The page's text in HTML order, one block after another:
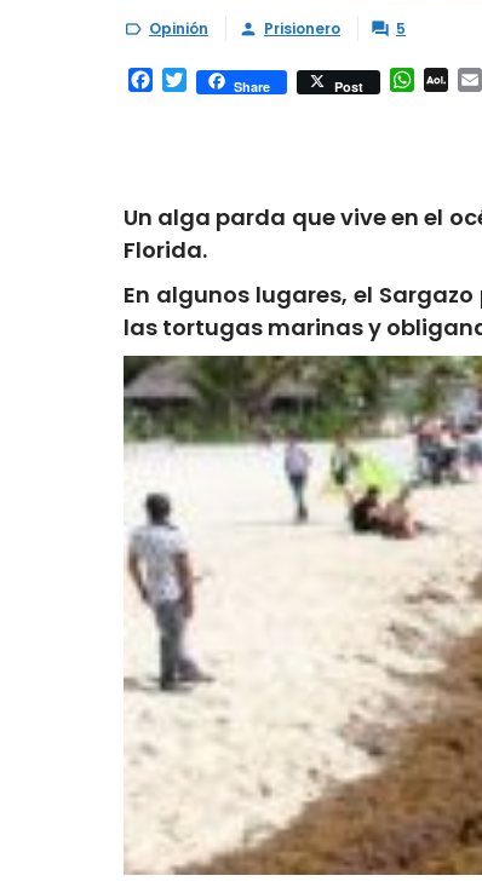
 Opinión  Prisionero  5
Facebook
TwitterShare Post
AOL
Un alga parda que vive en el
Florida.
En algunos lugares, el
las tortugas marinas y